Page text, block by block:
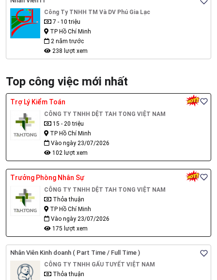
Công Ty TNHH TM Và DV Phú Gia Lạc
7 - 10 triệu
TP Hồ Chí Minh
2 năm trước
238 lượt xem
Top công việc mới nhất
Trợ Lý Kiểm Toán
CÔNG TY TNHH DỆT TAH TONG VIỆT NAM
15 - 20 triệu
TP Hồ Chí Minh
Vào ngày 23/07/2026
102 lượt xem
Trưởng Phòng Nhân Sự
CÔNG TY TNHH DỆT TAH TONG VIỆT NAM
Thỏa thuận
TP Hồ Chí Minh
Vào ngày 23/07/2026
175 lượt xem
Nhân Viên Kinh doanh ( Part Time / Full Time )
CÔNG TY TNHH GẤU TUYẾT VIỆT NAM
Thỏa thuận